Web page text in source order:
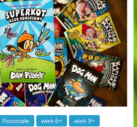
Pozostałe wiek 6+ wiek 9+